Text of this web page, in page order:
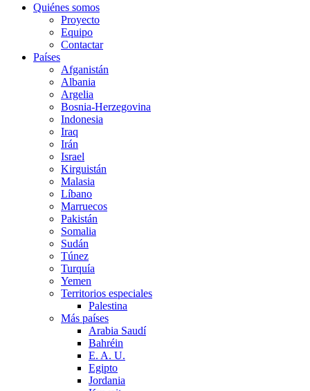
Quiénes somos
Proyecto
Equipo
Contactar
Países
Afganistán
Albania
Argelia
Bosnia-Herzegovina
Indonesia
Iraq
Irán
Israel
Kirguistán
Malasia
Líbano
Marruecos
Pakistán
Somalia
Sudán
Túnez
Turquía
Yemen
Territorios especiales
Palestina
Más países
Arabia Saudí
Bahréin
E. A. U.
Egipto
Jordania